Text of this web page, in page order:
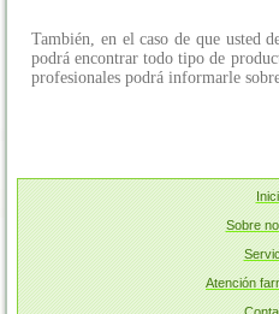
También, en el caso de que usted
podrá encontrar todo tipo de
profesionales podrá informarle
Sobre
Atención